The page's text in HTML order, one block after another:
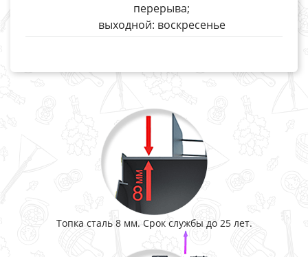
перерыва;
выходной: воскресенье
Топка сталь 8 мм. Срок службы до 25 лет.